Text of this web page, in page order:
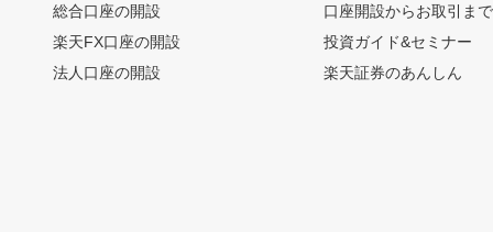
総合口座の開設
楽天FX口座の開設
法人口座の開設
口座開設からお取引ま
投資ガイド&セミナー
楽天証券のあんしん